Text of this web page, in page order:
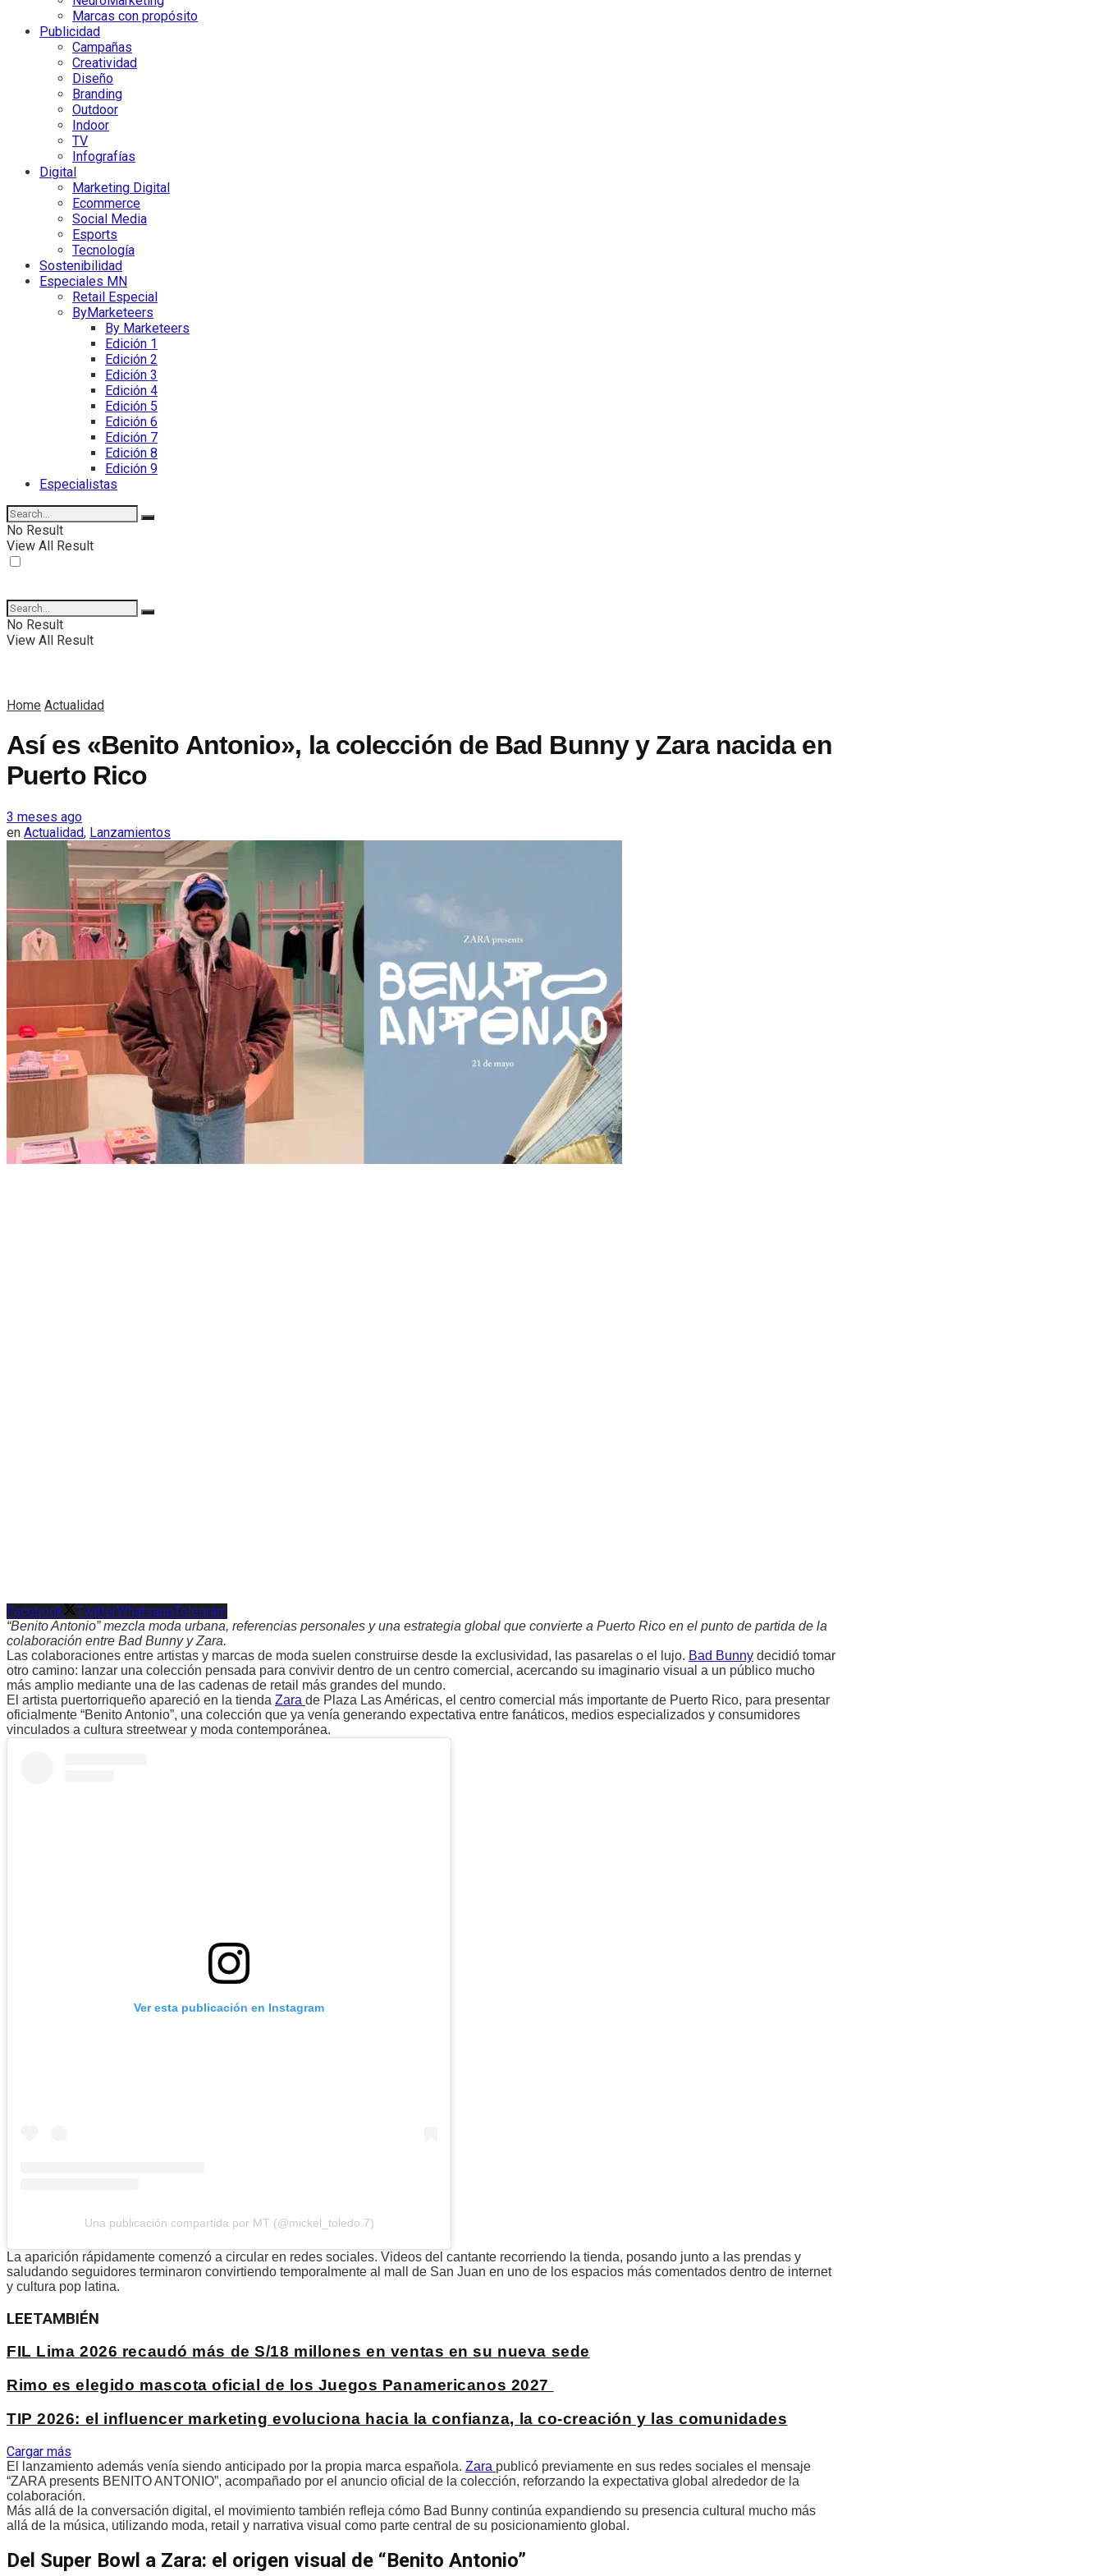
Marcas con propósito
Publicidad
Campañas
Creatividad
Diseño
Branding
Outdoor
Indoor
TV
Infografías
Digital
Marketing Digital
Ecommerce
Social Media
Esports
Tecnología
Sostenibilidad
Especiales MN
Retail Especial
ByMarketeers
By Marketeers
Edición 1
Edición 2
Edición 3
Edición 4
Edición 5
Edición 6
Edición 7
Edición 8
Edición 9
Especialistas
No Result
View All Result
No Result
View All Result
Home Actualidad
Así es «Benito Antonio», la colección de Bad Bunny y Zara nacida en
Puerto Rico
3 meses ago
en Actualidad, Lanzamientos
Facebook TwitterWhatsappTelegram
“Benito Antonio” mezcla moda urbana, referencias personales y una estrategia global que convierte a Puerto Rico en el punto de partida de la
colaboración entre Bad Bunny y Zara.
Las colaboraciones entre artistas y marcas de moda suelen construirse desde la exclusividad, las pasarelas o el lujo. Bad Bunny decidió tomar
otro camino: lanzar una colección pensada para convivir dentro de un centro comercial, acercando su imaginario visual a un público mucho
más amplio mediante una de las cadenas de retail más grandes del mundo.
El artista puertorriqueño apareció en la tienda Zara de Plaza Las Américas, el centro comercial más importante de Puerto Rico, para presentar
oficialmente “Benito Antonio”, una colección que ya venía generando expectativa entre fanáticos, medios especializados y consumidores
vinculados a cultura streetwear y moda contemporánea.
Ver esta publicación en Instagram
Una publicación compartida por MT (@mickel_toledo.7)
La aparición rápidamente comenzó a circular en redes sociales. Videos del cantante recorriendo la tienda, posando junto a las prendas y
saludando seguidores terminaron convirtiendo temporalmente al mall de San Juan en uno de los espacios más comentados dentro de internet
y cultura pop latina.
LEETAMBIÉN
FIL Lima 2026 recaudó más de S/18 millones en ventas en su nueva sede
Rimo es elegido mascota oficial de los Juegos Panamericanos 2027
TIP 2026: el influencer marketing evoluciona hacia la confianza, la co-creación y las comunidades
Cargar más
El lanzamiento además venía siendo anticipado por la propia marca española. Zara publicó previamente en sus redes sociales el mensaje
“ZARA presents BENITO ANTONIO”, acompañado por el anuncio oficial de la colección, reforzando la expectativa global alrededor de la
colaboración.
Más allá de la conversación digital, el movimiento también refleja cómo Bad Bunny continúa expandiendo su presencia cultural mucho más
allá de la música, utilizando moda, retail y narrativa visual como parte central de su posicionamiento global.
Del Super Bowl a Zara: el origen visual de “Benito Antonio”